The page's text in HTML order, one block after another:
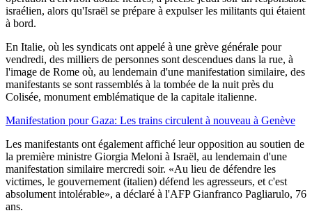
israélien, alors qu'Israël se prépare à expulser les militants qui étaient
à bord.
En Italie, où les syndicats ont appelé à une grève générale pour
vendredi, des milliers de personnes sont descendues dans la rue, à
l'image de Rome où, au lendemain d'une manifestation similaire, des
manifestants se sont rassemblés à la tombée de la nuit près du
Colisée, monument emblématique de la capitale italienne.
Manifestation pour Gaza: Les trains circulent à nouveau à Genève
Les manifestants ont également affiché leur opposition au soutien de
la première ministre Giorgia Meloni à Israël, au lendemain d'une
manifestation similaire mercredi soir. «Au lieu de défendre les
victimes, le gouvernement (italien) défend les agresseurs, et c'est
absolument intolérable», a déclaré à l'AFP Gianfranco Pagliarulo, 76
ans.